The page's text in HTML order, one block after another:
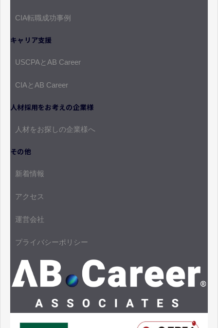
CIA転職成功事例
キャリア支援
USCPAとAB Career
CIAとAB Career
人材採用をお考えの企業様
人材をお探しの企業様へ
その他
新着情報
アクセス
運営会社
プライバシーポリシー